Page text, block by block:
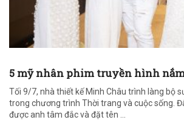
5 mỹ nhân phim truyền hình
Tối 9/7, nhà thiết kế Minh Châu trình làng bộ
trong chương trình Thời trang và cuộc sống.
được anh tâm đắc và đặt tên ...